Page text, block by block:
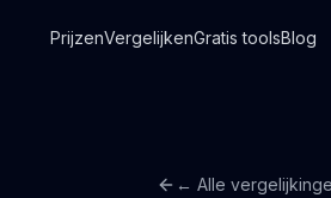
PrijzenVergelijkenGratis toolsBlog
← Alle